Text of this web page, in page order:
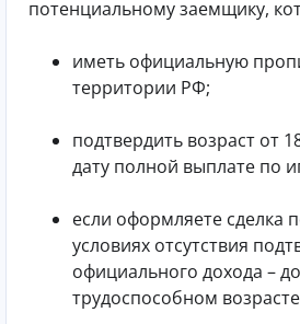
потенциальному заемщику,
иметь официальную
территории РФ;
подтвердить возраст от
дату полной выплате по
если оформляете сделка
условиях отсутствия
официального дохода –
трудоспособном